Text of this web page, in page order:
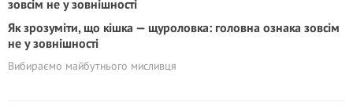
Як зрозуміти, що кішка — щуроловка: головна ознака зовсім
не у зовнішності
Вибираємо майбутнього мисливця